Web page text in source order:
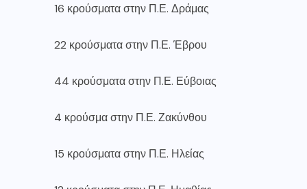
16 κρούσματα στην Π.Ε. Δράμας
22 κρούσματα στην Π.Ε. Έβρου
44 κρούσματα στην Π.Ε. Εύβοιας
4 κρούσμα στην Π.Ε. Ζακύνθου
15 κρούσματα στην Π.Ε. Ηλείας